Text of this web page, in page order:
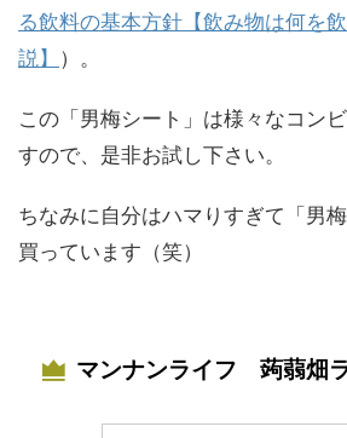
る飲料の基本方針【飲み物は何を
説】 ）。
この「男梅シート」は様々なコン
すので、是非お試し下さい。
ちなみに自分はハマりすぎて「男
買っています（笑）
マンナンライフ 蒟蒻畑